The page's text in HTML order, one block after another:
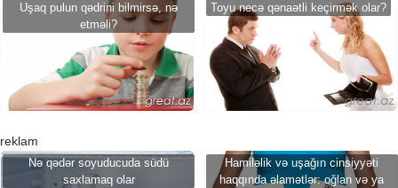
Uşaq pulun qədrini bilmirsə, nə
etməli?
Toyu necə qənaətli keçirmək olar?
reklam
Nə qədər soyuducuda südü
saxlamaq olar
Hamiləlik və uşağın cinsiyyəti
haqqında əlamətlər: oğlan və ya